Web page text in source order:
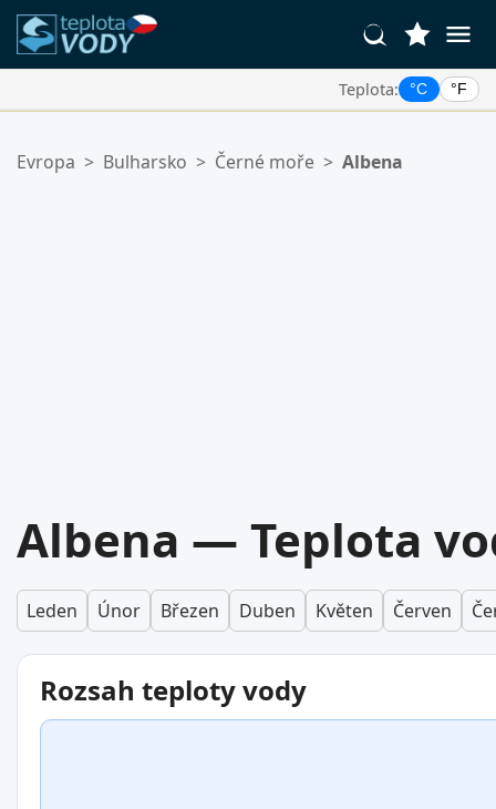
Teplota: °C °F
Váš seznam oblíbených je prázdný.
Evropa > Bulharsko > Černé moře > Albena
Albena — Teplota
Leden Únor Březen Duben Květen Červen
Rozsah teploty vody